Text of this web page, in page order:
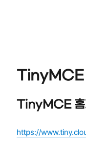
TinyMCE
TinyMCE
https://